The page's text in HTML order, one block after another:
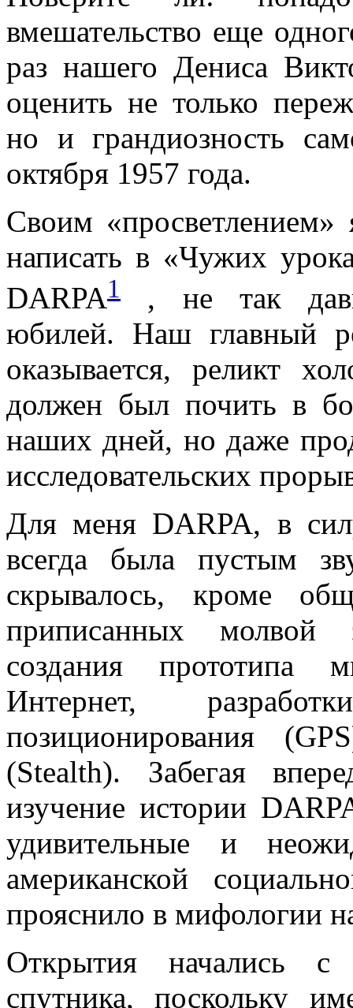
вмешательство еще
раз нашего Дениса
оценить не только
но и грандиозность
октября 1957 года.
Своим
написать в «Чужих
DARPA1
, не так
юбилей. Наш главный
оказывается, реликт
должен был почить в
наших дней, но даже
исследовательских
Для меня DARPA, в
всегда была пустым
скрывалось, кроме
приписанных молвой
создания прототипа
Интернет,
позиционирования
(Stealth). Забегая
изучение истории
удивительные и
американской
прояснило в мифологии
Открытия начались с
спутника, поскольку